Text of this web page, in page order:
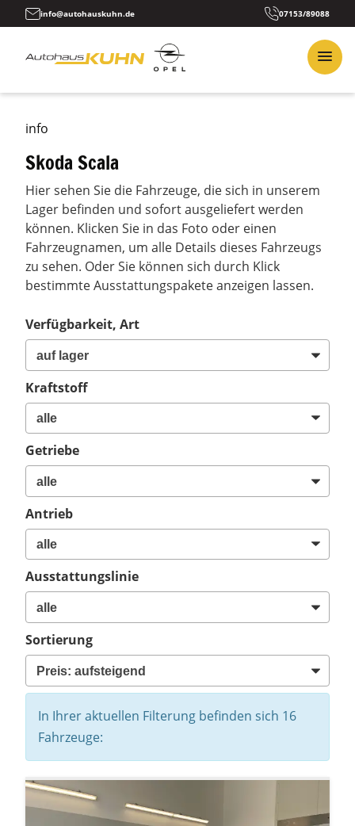
info@autohauskuhn.de 07153/89088
info
Skoda Scala
Hier sehen Sie die Fahrzeuge, die sich in unserem
Lager befinden und sofort ausgeliefert werden
können. Klicken Sie in das Foto oder einen
Fahrzeugnamen, um alle Details dieses Fahrzeugs
zu sehen. Oder Sie können sich durch Klick
bestimmte Ausstattungspakete anzeigen lassen.
Verfügbarkeit, Art
Kraftstoff
Getriebe
Antrieb
Ausstattungslinie
Sortierung
In Ihrer aktuellen Filterung befinden sich 16
Fahrzeuge: